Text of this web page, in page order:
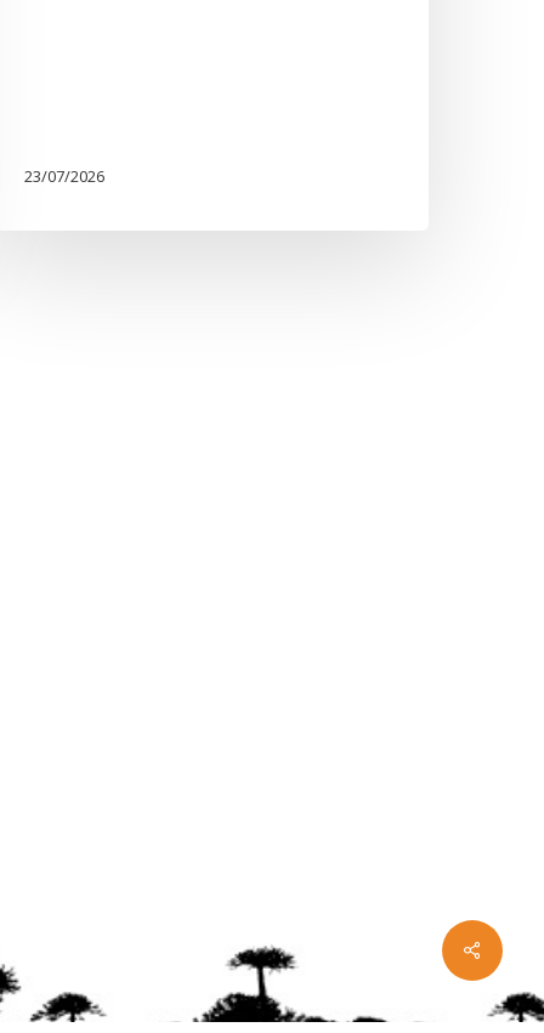
23/07/2026
Share